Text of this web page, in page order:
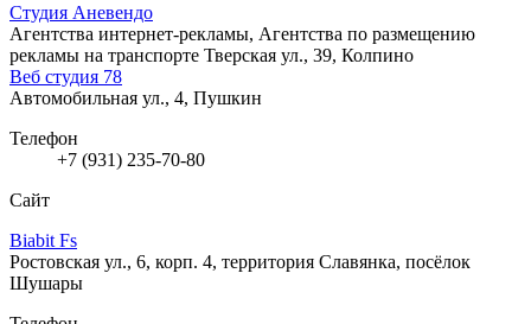
Студия Аневендо
Агентства интернет-рекламы, Агентства по размещению
рекламы на транспорте Тверская ул., 39, Колпино
Веб студия 78
Автомобильная ул., 4, Пушкин
Телефон
+7 (931) 235-70-80
Сайт
Biabit Fs
Ростовская ул., 6, корп. 4, территория Славянка, посёлок
Шушары